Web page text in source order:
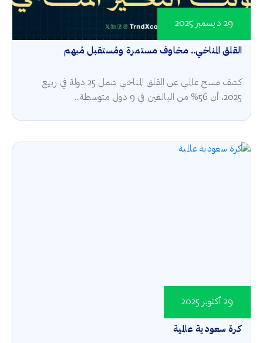
القلق المناخي.. مخاوف مستمرة ومُستقبل مُبهم
29 ديسمبر 2025
كشف مسح عالمي عن القلق المناخي شمل 25 دولة في ربيع
2025، أن 56% من البالغين في 9 دول متوسطة...
كرة سعودية عالمية
29 أكتوبر 2025